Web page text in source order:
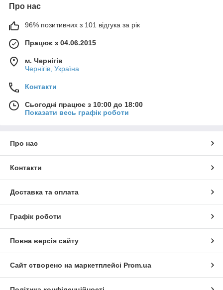
Про нас
96% позитивних з 101 відгука за рік
Працює з 04.06.2015
м. Чернігів
Чернігів, Україна
Контакти
Сьогодні працює з 10:00 до 18:00
Показати весь графік роботи
Про нас
Контакти
Доставка та оплата
Графік роботи
Повна версія сайту
Сайт створено на маркетплейсі Prom.ua